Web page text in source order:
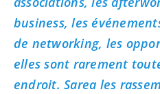
business, les
de networking, les
elles sont rarement
endroit. Sarea les